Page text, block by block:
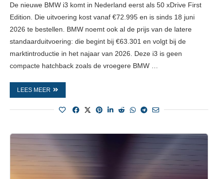
De nieuwe BMW i3 komt in Nederland eerst als 50 xDrive First
Edition. Die uitvoering kost vanaf €72.995 en is sinds 18 juni
2026 te bestellen. BMW noemt ook al de prijs van de latere
standaarduitvoering: die begint bij €63.301 en volgt bij de
marktintroductie in het najaar van 2026. Deze i3 is geen
compacte hatchback zoals de vroegere BMW …
LEES MEER